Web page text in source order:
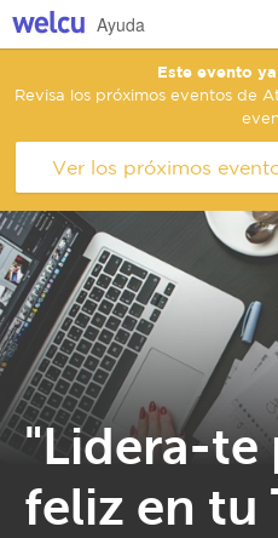
Ayuda
Este evento
Revisa los próximos eventos de
Ver los próximos
"Lidera-te
feliz en tu